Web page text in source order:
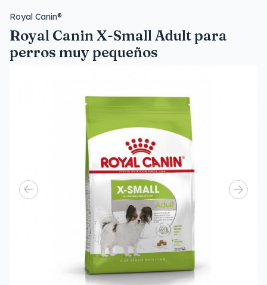
Royal Canin®
Royal Canin X-Small Adult para
perros muy pequeños